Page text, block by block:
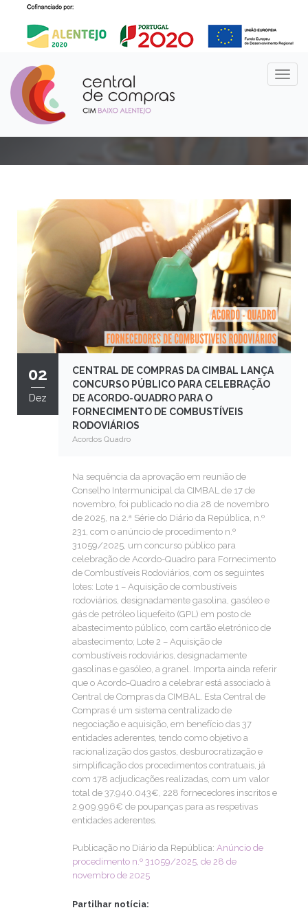
Notícias
02
Dez
CENTRAL DE COMPRAS DA CIMBAL LANÇA
CONCURSO PÚBLICO PARA CELEBRAÇÃO
DE ACORDO-QUADRO PARA O
FORNECIMENTO DE COMBUSTÍVEIS
RODOVIÁRIOS
Acordos Quadro
Na sequência da aprovação em reunião de
Conselho Intermunicipal da CIMBAL de 17 de
novembro, foi publicado no dia 28 de novembro
de 2025, na 2.ª Série do Diário da República, n.º
231, com o anúncio de procedimento n.º
31059/2025, um concurso público para
celebração de Acordo-Quadro para Fornecimento
de Combustíveis Rodoviários, com os seguintes
lotes: Lote 1 – Aquisição de combustíveis
rodoviários, designadamente gasolina, gasóleo e
gás de petróleo liquefeito (GPL) em posto de
abastecimento público, com cartão eletrónico de
abastecimento; Lote 2 – Aquisição de
combustíveis rodoviários, designadamente
gasolinas e gasóleo, a granel. Importa ainda referir
que o Acordo-Quadro a celebrar está associado à
Central de Compras da CIMBAL. Esta Central de
Compras é um sistema centralizado de
negociação e aquisição, em benefício das 37
entidades aderentes, tendo como objetivo a
racionalização dos gastos, desburocratização e
simplificação dos procedimentos contratuais, já
com 178 adjudicações realizadas, com um valor
total de 37.940.043€, 228 fornecedores inscritos e
2.909.996€ de poupanças para as respetivas
entidades aderentes.
Publicação no Diário da República: Anúncio de
procedimento n.º 31059/2025, de 28 de
novembro de 2025
Partilhar notícia: